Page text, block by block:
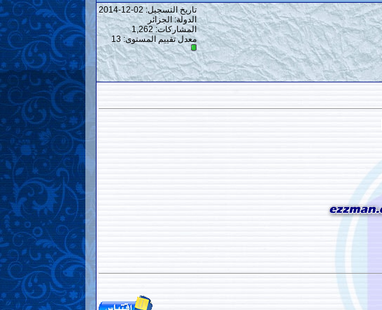
تاريخ التسجيل: 02-12-2014
الدولة: الجزائر
المشاركات: 1,262
معدل تقييم المستوى: 13